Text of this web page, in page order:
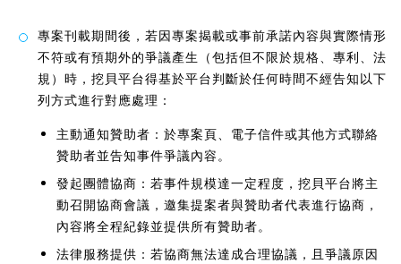
專案刊載期間後，若因專案揭載或事前承諾內容與實際情形
不符或有預期外的爭議產生（包括但不限於規格、專利、法
規）時，挖貝平台得基於平台判斷於任何時間不經告知以下
列方式進行對應處理：
主動通知贊助者：於專案頁、電子信件或其他方式聯絡
贊助者並告知事件爭議內容。
發起團體協商：若事件規模達一定程度，挖貝平台將主
動召開協商會議，邀集提案者與贊助者代表進行協商，
內容將全程紀錄並提供所有贊助者。
法律服務提供：若協商無法達成合理協議，且爭議原因